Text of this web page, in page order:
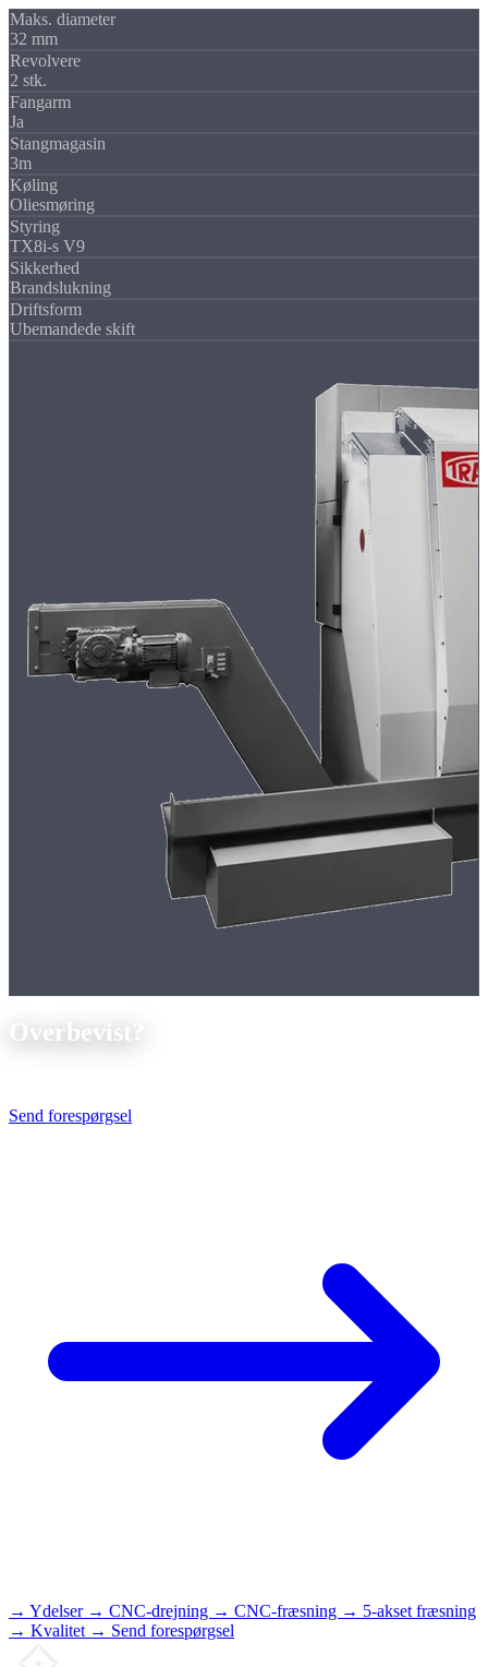
Maks. diameter
32 mm
Revolvere
2 stk.
Fangarm
Ja
Stangmagasin
3m
Køling
Oliesmøring
Styring
TX8i-s V9
Sikkerhed
Brandslukning
Driftsform
Ubemandede skift
Overbevist?
Send forespørgsel
→ Ydelser → CNC-drejning → CNC-fræsning → 5-akset fræsning
→ Kvalitet → Send forespørgsel